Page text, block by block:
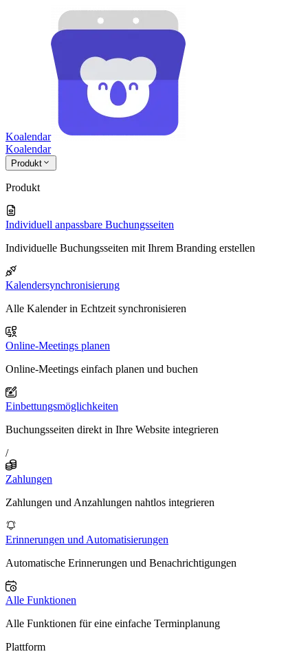
Koalendar
Koalendar
Produkt
Produkt
Individuell anpassbare Buchungsseiten
Individuelle Buchungsseiten mit Ihrem Branding erstellen
Kalendersynchronisierung
Alle Kalender in Echtzeit synchronisieren
Online-Meetings planen
Online-Meetings einfach planen und buchen
Einbettungsmöglichkeiten
Buchungsseiten direkt in Ihre Website integrieren
/
Zahlungen
Zahlungen und Anzahlungen nahtlos integrieren
Erinnerungen und Automatisierungen
Automatische Erinnerungen und Benachrichtigungen
Alle Funktionen
Alle Funktionen für eine einfache Terminplanung
Plattform